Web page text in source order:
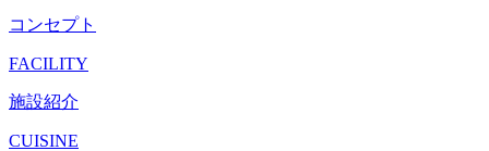
コンセプト
FACILITY
施設紹介
CUISINE